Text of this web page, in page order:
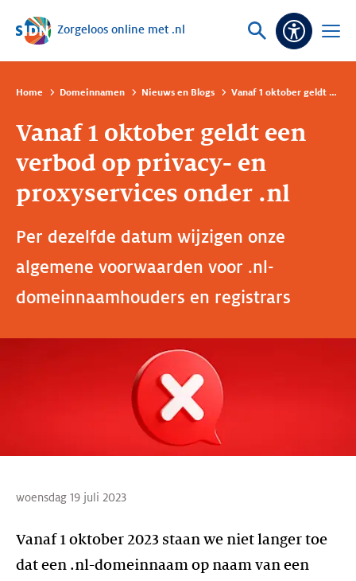
Sla navigatie over
Zorgeloos online met .nl
Vraag
Open
Home Domeinnamen Nieuws en Blogs Vanaf 1 oktober geldt een verbod op privacy- en proxyservices onder .nl
Vanaf 1 oktober geldt een
verbod op privacy- en
proxyservices onder .nl
Per dezelfde datum wijzigen onze
algemene voorwaarden voor .nl-
domeinnaamhouders en registrars
woensdag 19 juli 2023
Vanaf 1 oktober 2023 staan we niet langer toe
dat een .nl-domeinnaam op naam van een